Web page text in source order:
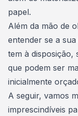
papel.
Além da mão de
entender se a
tem à disposição,
que podem ser
inicialmente
A seguir, vamos
imprescindíveis